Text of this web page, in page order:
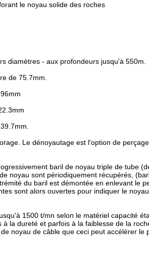
le noyau solide des roches
diamètres - aux profondeurs jusqu'à 550m.
de 75.7mm.
Le dénoyautage est l'option de
baril de noyau triple de tube
noyau sont périodiquement récupérés,
du baril est démontée en enlevant le
sont alors ouvertes pour indiquer le
1500 t/mn selon le matériel capacité
la dureté et parfois à la faiblesse de la
noyau de câble que ceci peut accélérer